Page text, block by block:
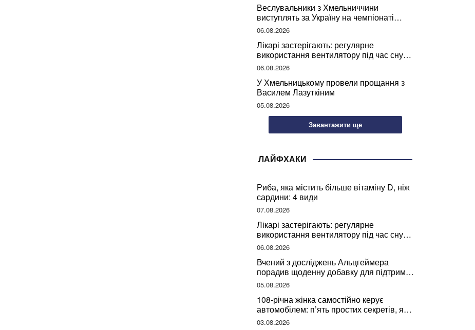
Веслувальники з Хмельниччини
виступлять за Україну на чемпіонаті
світу
06.08.2026
Лікарі застерігають: регулярне
використання вентилятору під час сну
може негативно вплинути на ваше
здоров’я
06.08.2026
У Хмельницькому провели прощання з
Василем Лазуткіним
05.08.2026
Завантажити ще
ЛАЙФХАКИ
Риба, яка містить більше вітаміну D, ніж
сардини: 4 види
07.08.2026
Лікарі застерігають: регулярне
використання вентилятору під час сну
може негативно вплинути на ваше
здоров’я
06.08.2026
Вчений з досліджень Альцгеймера
порадив щоденну добавку для підтримки
мозкової діяльності
05.08.2026
108-річна жінка самостійно керує
автомобілем: п’ять простих секретів, які
допомогли їй дожити до століття
03.08.2026